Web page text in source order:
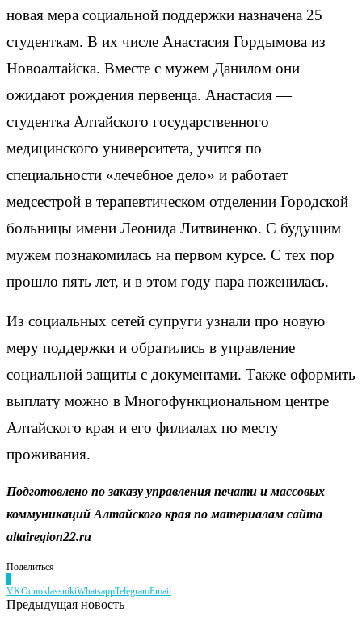
новая мера социальной поддержки назначена 25
студенткам. В их числе Анастасия Гордымова из
Новоалтайска. Вместе с мужем Данилом они
ожидают рождения первенца. Анастасия —
студентка Алтайского государственного
медицинского университета, учится по
специальности «лечебное дело» и работает
медсестрой в терапевтическом отделении Городской
больницы имени Леонида Литвиненко. С будущим
мужем познакомилась на первом курсе. С тех пор
прошло пять лет, и в этом году пара поженилась.
Из социальных сетей супруги узнали про новую
меру поддержки и обратились в управление
социальной защиты с документами. Также оформить
выплату можно в Многофункциональном центре
Алтайского края и его филиалах по месту
проживания.
Подготовлено по заказу управления печати и массовых
коммуникаций Алтайского края по материалам сайта
altairegion22.ru
Поделиться
VKOdnoklassnikiWhatsappTelegramEmail
Предыдущая новость